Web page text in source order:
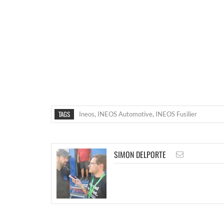
TAGS Ineos, INEOS Automotive, INEOS Fusilier
SIMON DELPORTE